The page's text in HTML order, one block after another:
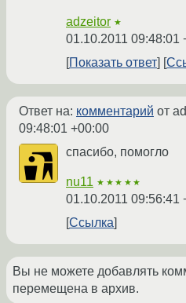
adzeitor ★
01.10.2011 09:48:01
Показать ответ
Ответ на: комментарий от
09:48:01 +00:00
спасибо, помогло
nu11 ★★★★★
01.10.2011 09:56:41
Ссылка
Вы не можете добавлять
перемещена в архив.